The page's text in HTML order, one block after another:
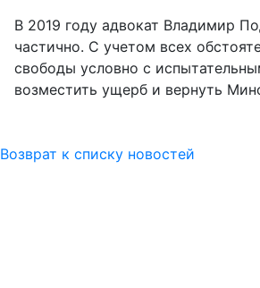
В 2019 году адвокат Владимир
частично. С учетом всех
свободы условно с
возместить ущерб и вернуть
Возврат к списку новостей